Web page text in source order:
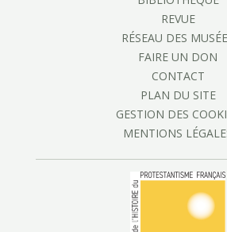
REVUE
RÉSEAU DES
FAIRE UN DON
CONTACT
PLAN DU SITE
GESTION DES
MENTIONS